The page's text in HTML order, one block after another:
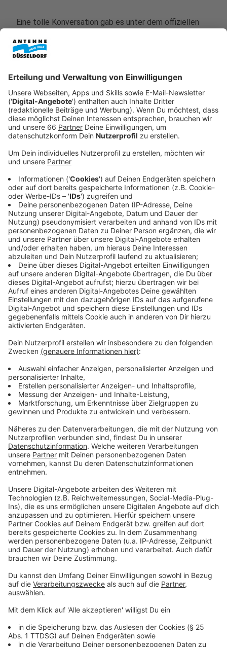
Eine tolle Konversation gab es unter dem offiziellen
begrüßte. Firmen wie McDonalds oder Microsoft
kommentierten darunter und lieferten viele
Anzeige
Anzeige
Anzeige
Anzeige
Selbstverständlich ließ sich aber auch ganz Twitter-
Deutschland es nicht nehmen, unter den Hashtags
#whatsappdown, #facebookdown und
#instagramdown zu kommentieren was das Zeug hält.
Dabei haben wir so einige lustige Tweets entdeckt.
Zum Beispiel diesen hier von SAT.1-Moderator Daniel
Boschmann, der sich auf die aktuellen
Sondierungsgespräche bezieht.
Anzeige
Anzeige
Oder aber auch der Komiker Lutz van der Horst, der
etwas ausspricht, was vielleicht der eine oder andere
sich irgendwie - egal ob lustig oder ernst gemeint -
gedacht hat.
Anzeige
Anzeige
Fußballer müssen normalerweise ja immer bierernste
Antworten auf Fragen von Journalisten geben und
Fehler machen. Das gilt aber nicht immer für Mats
Hummels, der auf Twitter recht aktiv ist und diese
besondere Situation nicht ungenutzt lässt. Thomas
geworden.